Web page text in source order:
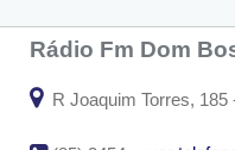
Rádio Fm Dom
R Joaquim Torres,